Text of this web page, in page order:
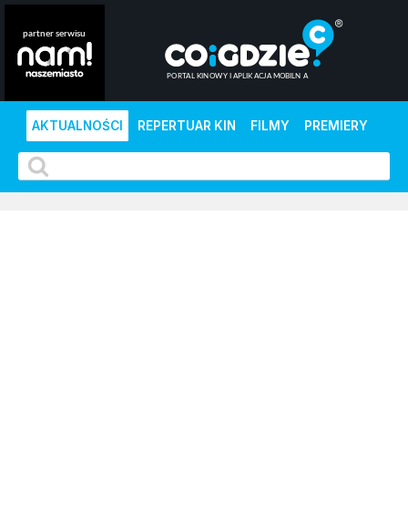
AKTUALNOŚCI REPERTUAR KIN FILMY PREMIERY